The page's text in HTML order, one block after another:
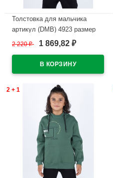
Толстовка для мальчика
артикул (DMB) 4923 размер
32/128-44/164 цвет зеленый
2 220₽ 1 869,82 ₽
2 + 1